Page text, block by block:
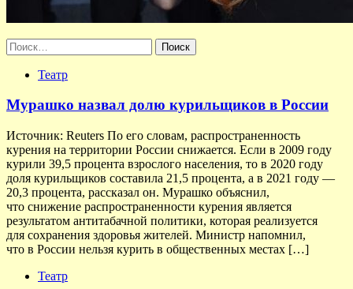
Найти:
Театр
Мурашко назвал долю курильщиков в России
Источник: Reuters По его словам, распространенность
курения на территории России снижается. Если в 2009 году
курили 39,5 процента взрослого населения, то в 2020 году
доля курильщиков составила 21,5 процента, а в 2021 году —
20,3 процента, рассказал он. Мурашко объяснил,
что снижение распространенности курения является
результатом антитабачной политики, которая реализуется
для сохранения здоровья жителей. Министр напомнил,
что в России нельзя курить в общественных местах […]
Театр